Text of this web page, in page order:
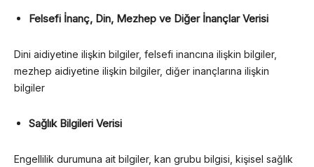
Felsefi İnanç, Din, Mezhep ve Diğer İnançlar Verisi
Dini aidiyetine ilişkin bilgiler, felsefi inancına ilişkin bilgiler,
mezhep aidiyetine ilişkin bilgiler, diğer inançlarına ilişkin
bilgiler
Sağlık Bilgileri Verisi
Engellilik durumuna ait bilgiler, kan grubu bilgisi, kişisel sağlık